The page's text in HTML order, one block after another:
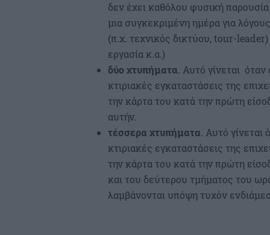
δεν έχει καθόλου φυσική παρουσία
μια συγκεκριμένη ημέρα για
(π.χ. τεχνικός δικτύου, tour-
εργασία κ.α.)
δύο χτυπήματα. Αυτό γίνεται
κτιριακές εγκαταστάσεις της
την κάρτα του κατά την πρώτη
αυτήν.
τέσσερα χτυπήματα. Αυτό
κτιριακές εγκαταστάσεις της
την κάρτα του κατά την πρώτη
και του δεύτερου τμήματος του
λαμβάνονται υπόψη τυχόν